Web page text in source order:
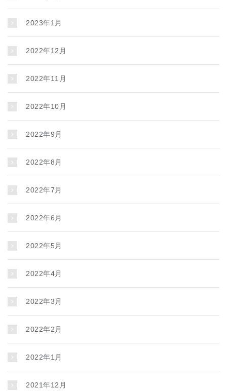
2023年1月
2022年12月
2022年11月
2022年10月
2022年9月
2022年8月
2022年7月
2022年6月
2022年5月
2022年4月
2022年3月
2022年2月
2022年1月
2021年12月